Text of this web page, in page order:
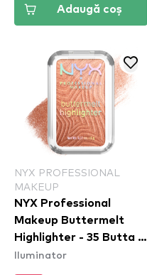
Adaugă coș
NYX PROFESSIONAL
MAKEUP
NYX Professional
Makeup Buttermelt
Highlighter - 35 Butta In
Bronze
Iluminator